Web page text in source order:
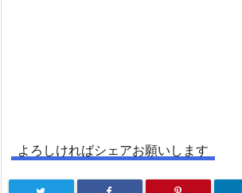
よろしければシェアお願いします